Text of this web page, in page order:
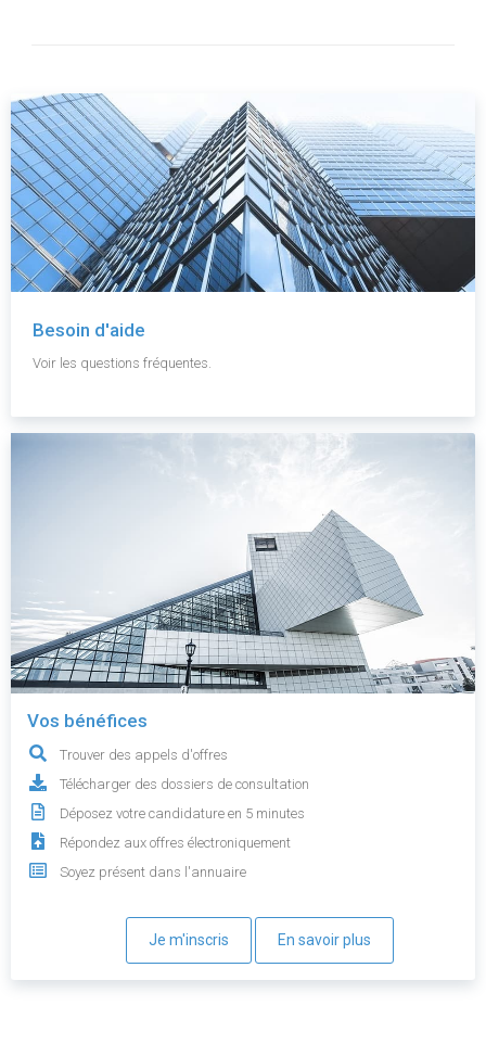
Besoin d'aide
Voir les questions fréquentes.
Vos bénéfices
Trouver des appels d'offres
Télécharger des dossiers de consultation
Déposez votre candidature en 5 minutes
Répondez aux offres électroniquement
Soyez présent dans l'annuaire
Je m'inscris En savoir plus